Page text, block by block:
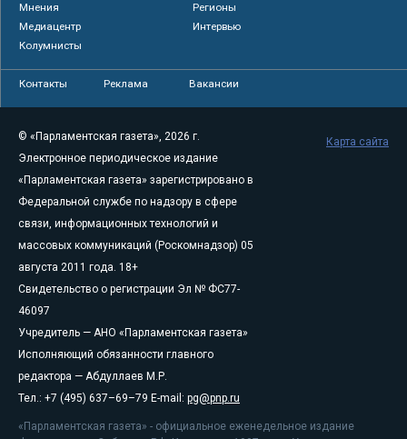
Мнения
Регионы
Медиацентр
Интервью
Колумнисты
Контакты Реклама Вакансии
© «Парламентская газета», 2026 г.
Электронное периодическое издание
«Парламентская газета» зарегистрировано в
Федеральной службе по надзору в сфере
связи, информационных технологий и
массовых коммуникаций (Роскомнадзор) 05
августа 2011 года. 18+
Свидетельство о регистрации Эл № ФС77-
46097
Учредитель — АНО «Парламентская газета»
Исполняющий обязанности главного
редактора — Абдуллаев М.Р.
Тел.: +7 (495) 637–69–79 E-mail: pg@pnp.ru
«Парламентская газета» - официальное еженедельное издание
Карта сайта